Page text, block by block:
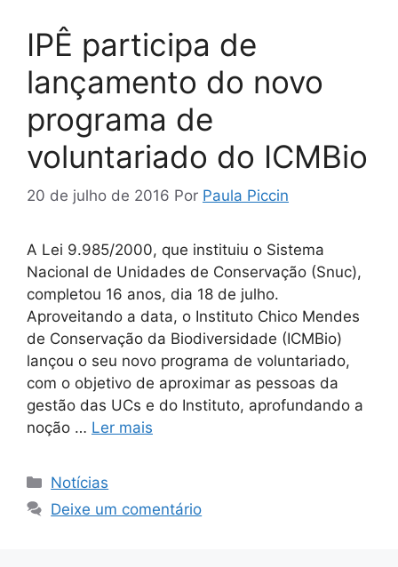
IPÊ participa de
lançamento do novo
programa de
voluntariado do ICMBio
20 de julho de 2016 Por Paula Piccin
A Lei 9.985/2000, que instituiu o Sistema
Nacional de Unidades de Conservação (Snuc),
completou 16 anos, dia 18 de julho.
Aproveitando a data, o Instituto Chico Mendes
de Conservação da Biodiversidade (ICMBio)
lançou o seu novo programa de voluntariado,
com o objetivo de aproximar as pessoas da
gestão das UCs e do Instituto, aprofundando a
noção … Ler mais
Notícias
Deixe um comentário